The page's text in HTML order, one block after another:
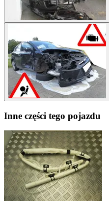
Inne części tego pojazdu